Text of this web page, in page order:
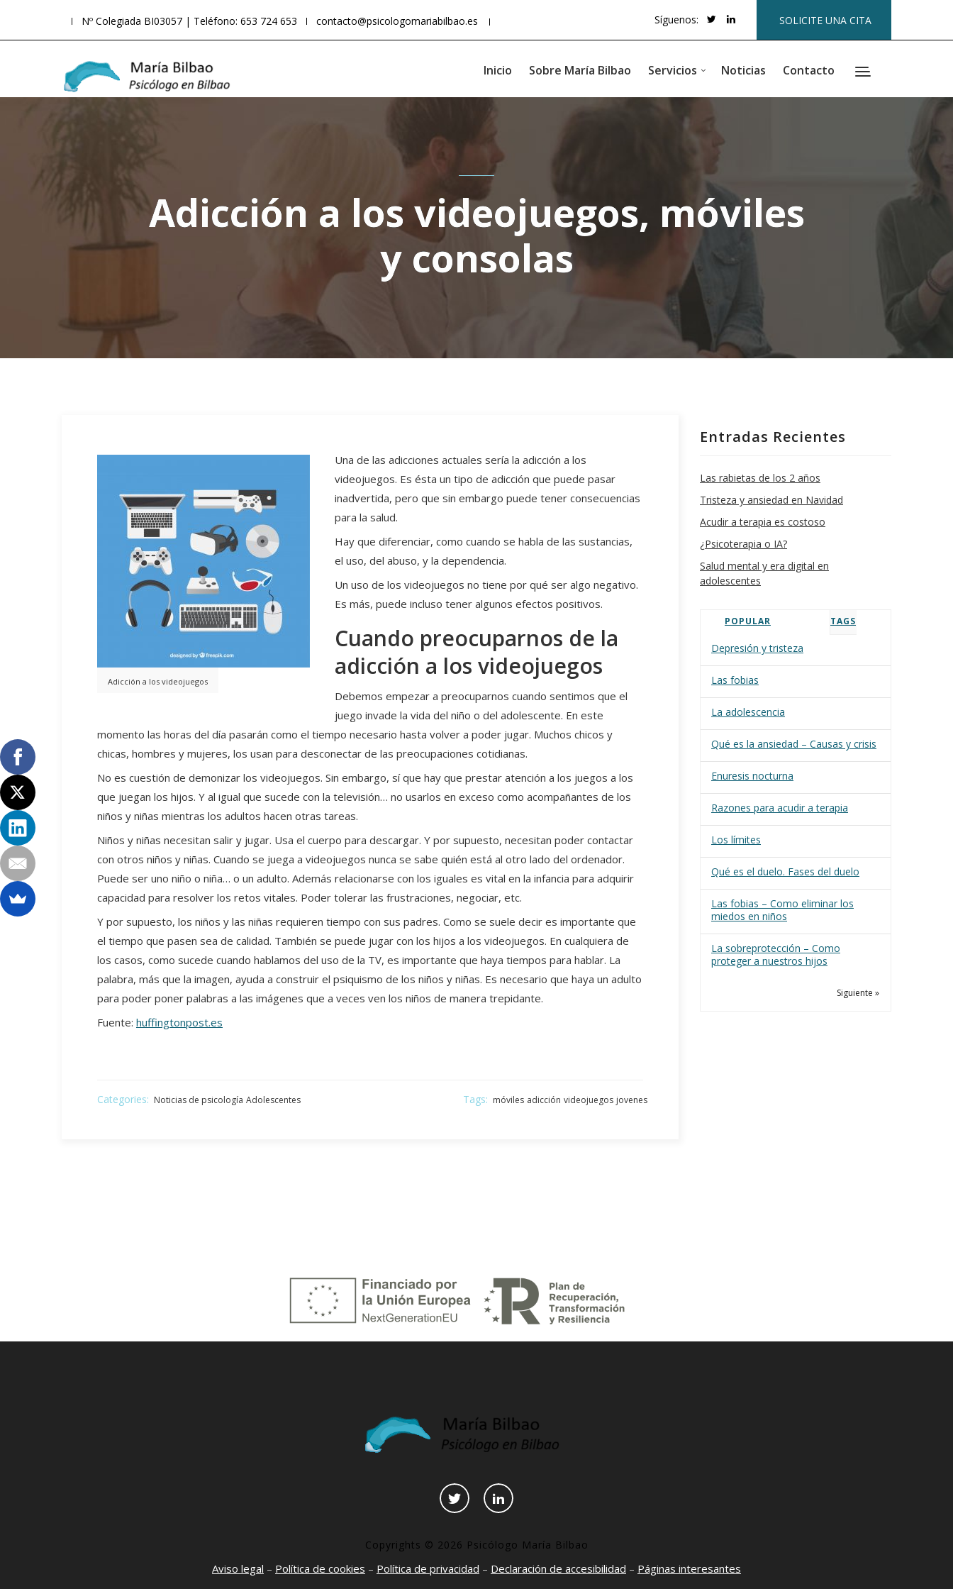
Nº Colegiada BI03057 | Teléfono: 653 724 653 contacto@psicologomariabilbao.es SOLICITE UNA CITA
Síguenos:
Inicio Sobre María Bilbao Servicios Noticias Contacto
Adicción a los videojuegos, móviles
y consolas
Adicción a los videojuegos
Una de las adicciones actuales sería la adicción a los
videojuegos. Es ésta un tipo de adicción que puede pasar
inadvertida, pero que sin embargo puede tener consecuencias
para la salud.
Hay que diferenciar, como cuando se habla de las sustancias,
el uso, del abuso, y la dependencia.
Un uso de los videojuegos no tiene por qué ser algo negativo.
Es más, puede incluso tener algunos efectos positivos.
Cuando preocuparnos de la
adicción a los videojuegos
Debemos empezar a preocuparnos cuando sentimos que el
juego invade la vida del niño o del adolescente. En este
momento las horas del día pasarán como el tiempo necesario hasta volver a poder jugar. Muchos chicos y
chicas, hombres y mujeres, los usan para desconectar de las preocupaciones cotidianas.
No es cuestión de demonizar los videojuegos. Sin embargo, sí que hay que prestar atención a los juegos a los
que juegan los hijos. Y al igual que sucede con la televisión… no usarlos en exceso como acompañantes de los
niños y niñas mientras los adultos hacen otras tareas.
Niños y niñas necesitan salir y jugar. Usa el cuerpo para descargar. Y por supuesto, necesitan poder contactar
con otros niños y niñas. Cuando se juega a videojuegos nunca se sabe quién está al otro lado del ordenador.
Puede ser uno niño o niña… o un adulto. Además relacionarse con los iguales es vital en la infancia para adquirir
capacidad para resolver los retos vitales. Poder tolerar las frustraciones, negociar, etc.
Y por supuesto, los niños y las niñas requieren tiempo con sus padres. Como se suele decir es importante que
el tiempo que pasen sea de calidad. También se puede jugar con los hijos a los videojuegos. En cualquiera de
los casos, como sucede cuando hablamos del uso de la TV, es importante que haya tiempos para hablar. La
palabra, más que la imagen, ayuda a construir el psiquismo de los niños y niñas. Es necesario que haya un adulto
para poder poner palabras a las imágenes que a veces ven los niños de manera trepidante.
Fuente: huffingtonpost.es
Categories: Noticias de psicología Adolescentes Tags: móviles adicción videojuegos jovenes
Entradas Recientes
Las rabietas de los 2 años
Tristeza y ansiedad en Navidad
Acudir a terapia es costoso
¿Psicoterapia o IA?
Salud mental y era digital en
adolescentes
POPULAR TAGS
Depresión y tristeza
Las fobias
La adolescencia
Qué es la ansiedad – Causas y crisis
Enuresis nocturna
Razones para acudir a terapia
Los límites
Qué es el duelo. Fases del duelo
Las fobias – Como eliminar los
miedos en niños
La sobreprotección – Como
proteger a nuestros hijos
Siguiente »
Copyrights © 2026 Psicólogo María Bilbao
Aviso legal – Política de cookies – Política de privacidad – Declaración de accesibilidad – Páginas interesantes